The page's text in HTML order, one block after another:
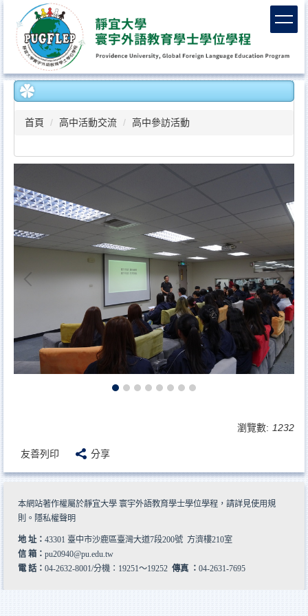
容
區
首頁 高中活動交流 高中參訪活動
瀏覽數: 1232
友善列印 分享
本網站著作權屬於靜宜大學 寰宇外語教育學士學位學程，請詳見使用規
則 。 隱私權聲明
地 址： 43301 臺中市沙鹿區臺灣大道7段200號 方濟樓210室
信 箱： pu20940@pu.edu.tw
電 話： 04-2632-8001/分機：19251～19252 傳真 ： 04-2631-7695